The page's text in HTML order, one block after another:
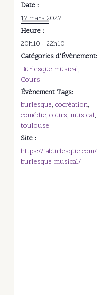
Date :
17 mars 2027
Heure :
20h10 - 22h10
Catégories d’Évènement:
Burlesque musical,
Cours
Évènement Tags:
burlesque,cocréation,
comédie,cours,musical,
toulouse
Site :
https://faburlesque.com/
burlesque-musical/